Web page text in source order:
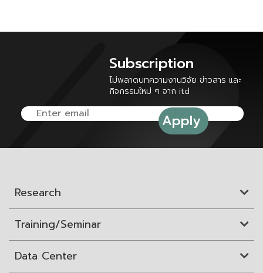
Subscription
ไม่พลาดบทความงานวิจัย ข่าวสาร และ
กิจกรรมใหม่ ๆ จาก itd
Research
Training/Seminar
Data Center